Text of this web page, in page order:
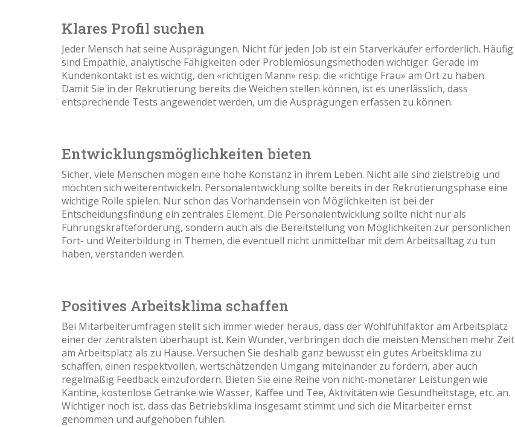
Klares Profil suchen
Jeder Mensch hat seine Ausprägungen. Nicht für jeden Job ist ein Starverkäufer erforderlich. Häufig
sind Empathie, analytische Fähigkeiten oder Problemlösungsmethoden wichtiger. Gerade im
Kundenkontakt ist es wichtig, den «richtigen Mann» resp. die «richtige Frau» am Ort zu haben.
Damit Sie in der Rekrutierung bereits die Weichen stellen können, ist es unerlässlich, dass
entsprechende Tests angewendet werden, um die Ausprägungen erfassen zu können.
Entwicklungsmöglichkeiten bieten
Sicher, viele Menschen mögen eine hohe Konstanz in ihrem Leben. Nicht alle sind zielstrebig und
möchten sich weiterentwickeln. Personalentwicklung sollte bereits in der Rekrutierungsphase eine
wichtige Rolle spielen. Nur schon das Vorhandensein von Möglichkeiten ist bei der
Entscheidungsfindung ein zentrales Element. Die Personalentwicklung sollte nicht nur als
Führungskräfteförderung, sondern auch als die Bereitstellung von Möglichkeiten zur persönlichen
Fort- und Weiterbildung in Themen, die eventuell nicht unmittelbar mit dem Arbeitsalltag zu tun
haben, verstanden werden.
Positives Arbeitsklima schaffen
Bei Mitarbeiterumfragen stellt sich immer wieder heraus, dass der Wohlfühlfaktor am Arbeitsplatz
einer der zentralsten überhaupt ist. Kein Wunder, verbringen doch die meisten Menschen mehr Zeit
am Arbeitsplatz als zu Hause. Versuchen Sie deshalb ganz bewusst ein gutes Arbeitsklima zu
schaffen, einen respektvollen, wertschätzenden Umgang miteinander zu fördern, aber auch
regelmäßig Feedback einzufordern. Bieten Sie eine Reihe von nicht-monetärer Leistungen wie
Kantine, kostenlose Getränke wie Wasser, Kaffee und Tee, Aktivitäten wie Gesundheitstage, etc. an.
Wichtiger noch ist, dass das Betriebsklima insgesamt stimmt und sich die Mitarbeiter ernst
genommen und aufgehoben fühlen.